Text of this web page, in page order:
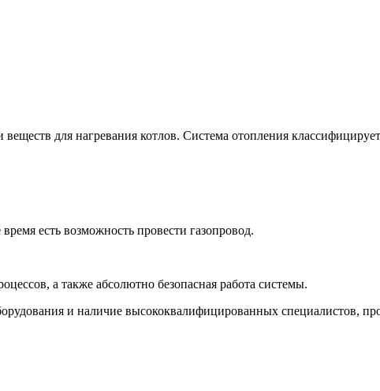
для нагревания котлов. Система отопления
есть возможность провести газопровод.
а также абсолютно безопасная работа системы.
и наличие высококвалифицированных специалистов,